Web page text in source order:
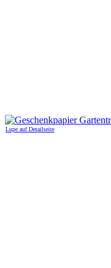
Lupe auf Detailseite